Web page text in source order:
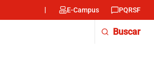
Menu
encabezado
E-Campus PQRSF
Buscar